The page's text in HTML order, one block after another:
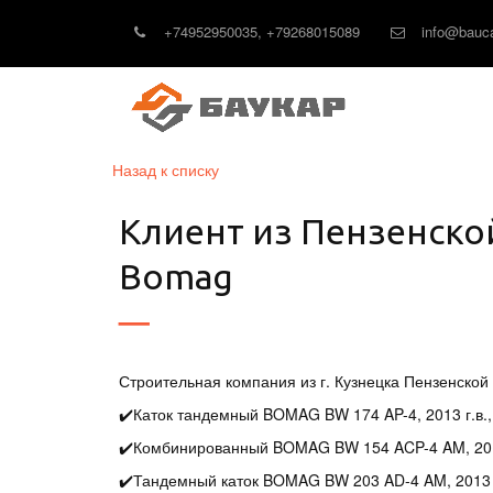
+74952950035, +79268015089
Назад к списку
Клиент из
Bomag
Строительная компания из г. Кузнецка
✔️Каток тандемный BOMAG BW 174 AP-4, 2013
✔️Комбинированный BOMAG BW 154 ACP-4 AM,
✔️Тандемный каток BOMAG BW 203 AD-4 AM,